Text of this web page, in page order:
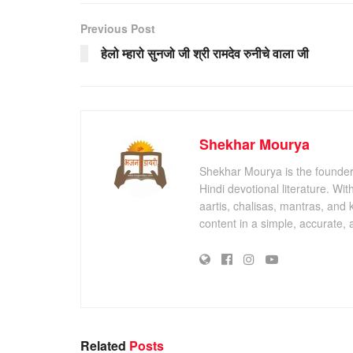
Previous Post
हेलो म्हारो सुनजो जी श्री रामदेव रुनीचे वाला जी
Shekhar Mourya
Shekhar Mourya is the
Hindi devotional literature.
aartis, chalisas, mantras, and
content in a simple, accurate,
Related Posts